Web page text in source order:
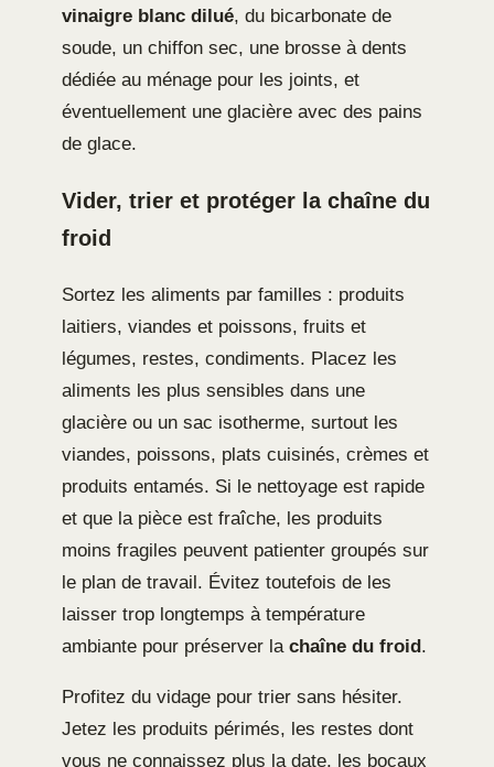
vinaigre blanc dilué, du bicarbonate de
soude, un chiffon sec, une brosse à dents
dédiée au ménage pour les joints, et
éventuellement une glacière avec des pains
de glace.
Vider, trier et protéger la chaîne du
froid
Sortez les aliments par familles : produits
laitiers, viandes et poissons, fruits et
légumes, restes, condiments. Placez les
aliments les plus sensibles dans une
glacière ou un sac isotherme, surtout les
viandes, poissons, plats cuisinés, crèmes et
produits entamés. Si le nettoyage est rapide
et que la pièce est fraîche, les produits
moins fragiles peuvent patienter groupés sur
le plan de travail. Évitez toutefois de les
laisser trop longtemps à température
ambiante pour préserver la chaîne du froid .
Profitez du vidage pour trier sans hésiter.
Jetez les produits périmés, les restes dont
vous ne connaissez plus la date, les bocaux